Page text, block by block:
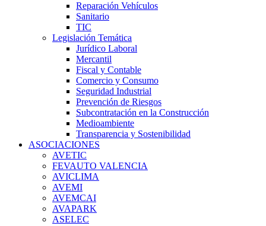
Reparación Vehículos
Sanitario
TIC
Legislación Temática
Jurídico Laboral
Mercantil
Fiscal y Contable
Comercio y Consumo
Seguridad Industrial
Prevención de Riesgos
Subcontratación en la Construcción
Medioambiente
Transparencia y Sostenibilidad
ASOCIACIONES
AVETIC
FEVAUTO VALENCIA
AVICLIMA
AVEMI
AVEMCAI
AVAPARK
ASELEC